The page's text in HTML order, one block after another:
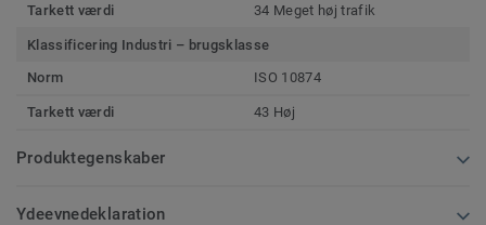
Tarkett værdi 34 Meget høj trafik
Klassificering Industri – brugsklasse
Norm
ISO 10874
Tarkett værdi 43 Høj
Produktegenskaber
Ydeevnedeklaration